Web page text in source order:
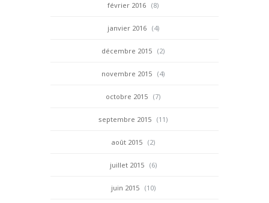
février 2016 (8)
janvier 2016 (4)
décembre 2015 (2)
novembre 2015 (4)
octobre 2015 (7)
septembre 2015 (11)
août 2015 (2)
juillet 2015 (6)
juin 2015 (10)